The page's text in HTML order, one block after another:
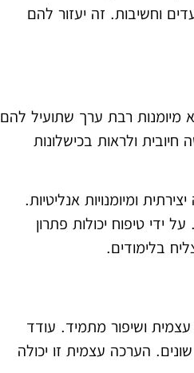
וחשיבות. זה יעזור להם
מיומנות רבת ערך שתועיל להם
ולראות בכישלונות
ומיומנויות אנליטיות.
ידי טיפוח יכולות פתרון
בלימודים.
ושיפור מתמיד. עודד
הערכה עצמית זו יכולה